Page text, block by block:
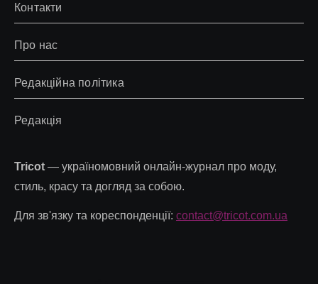
Контакти
Про нас
Редакційна політика
Редакція
Tricot — україномовний онлайн-журнал про моду,
стиль, красу та догляд за собою.
Для зв'язку та кореспонденції: contact@tricot.com.ua